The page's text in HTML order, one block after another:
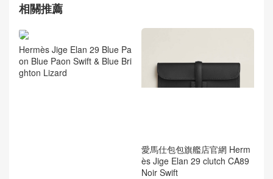
相關推薦
Hermès Jige Elan 29 Blue Pa
on Blue Paon Swift & Blue Bri
ghton Lizard
愛馬仕包包旗艦店官網 Herm
ès Jige Elan 29 clutch CA89
Noir Swift